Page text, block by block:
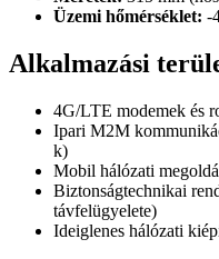
Üzemi hőmérséklet: -
Alkalmazási
4G/LTE modemek és
Ipari M2M
k)
Mobil hálózati
Biztonságtechnikai
távfelügyelete)
Ideiglenes hálózati